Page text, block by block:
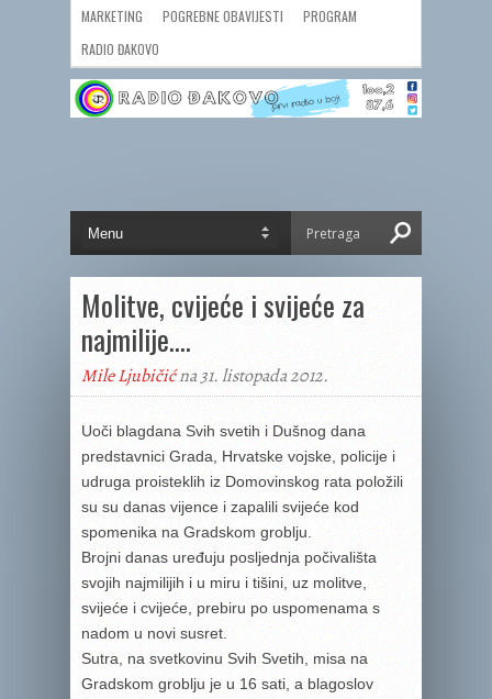
MARKETING POGREBNE OBAVIJESTI
PROGRAM
RADIO ĐAKOVO
Molitve, cvijeće i svijeće za
najmilije….
Mile Ljubičićna 31. listopada 2012.
Uoči blagdana Svih svetih i Dušnog dana
predstavnici Grada, Hrvatske vojske, policije i
udruga proisteklih iz Domovinskog rata položili
su su danas vijence i zapalili svijeće kod
spomenika na Gradskom groblju.
Brojni danas uređuju posljednja počivališta
svojih najmilijih i u miru i tišini, uz molitve,
svijeće i cvijeće, prebiru po uspomenama s
nadom u novi susret.
Sutra, na svetkovinu Svih Svetih, misa na
Gradskom groblju je u 16 sati, a blagoslov